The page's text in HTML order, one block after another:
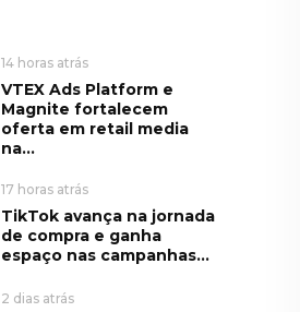
14 horas atrás
VTEX Ads Platform e
Magnite fortalecem
oferta em retail media
na...
17 horas atrás
TikTok avança na jornada
de compra e ganha
espaço nas campanhas...
2 dias atrás